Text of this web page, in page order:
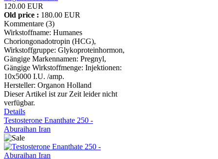
120.00 EUR
Old price : 180.00 EUR
Kommentare (3)
Wirkstoffname: Humanes
Choriongonadotropin (HCG),
Wirkstoffgruppe: Glykoproteinhormon,
Gängige Markennamen: Pregnyl,
Gängige Wirkstoffmenge: Injektionen:
10x5000 I.U. /amp.
Hersteller: Organon Holland
Dieser Artikel ist zur Zeit leider nicht
verfügbar.
Details
Testosterone Enanthate 250 -
Aburaihan Iran